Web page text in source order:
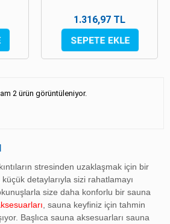
1.316,97 TL
2 ürün görüntüleniyor.
stresinden uzaklaşmak için bir
detaylarıyla sizi rahatlamayı
size daha konforlu bir sauna
, sauna keyfiniz için tahmin
Başlıca sauna aksesuarları sauna